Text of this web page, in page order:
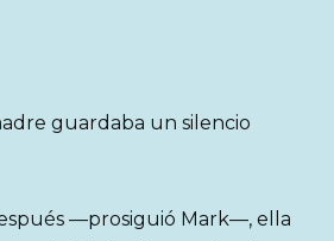
guardaba un silencio
—prosiguió Mark—, ella